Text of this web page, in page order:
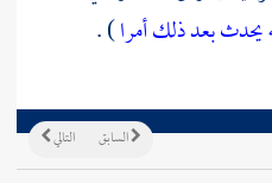
يحدث بعد ذلك أمرا) .
التالي السابق